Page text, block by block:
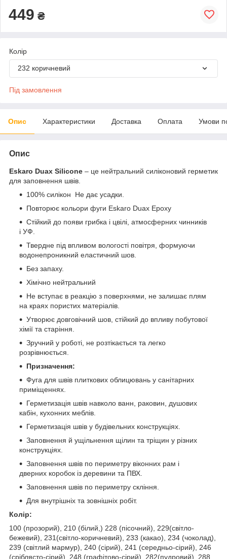
449 ₴
Колір
232 коричневий
Під замовлення
Опис Характеристики Доставка Оплата Умови
Опис
Eskaro Duax Silicone – це нейтральний силіконовий герметик
для заповнення швів.
100% силікон Не дає усадки.
Повторює кольори фуги Eskaro Duax Epoxy
Стійкий до появи грибка і цвілі, атмосферних чинників
і УФ.
Твердне під впливом вологості повітря, формуючи
водонепроникний еластичний шов.
Без запаху.
Хімічно нейтральний
Не вступає в реакцію з поверхнями, не залишає плям
на краях пористих матеріалів.
Утворює довговічний шов, стійкий до впливу побутової
хімії та старіння.
Зручний у роботі, не розтікається та легко
розрівнюється.
Призначення:
Фуга для швів плиткових облицювань у санітарних
приміщеннях.
Герметизація швів навколо ванн, раковин, душових
кабін, кухонних меблів.
Герметизація швів у будівельних конструкціях.
Заповнення й ущільнення щілин та тріщин у різних
конструкціях.
Заповнення швів по периметру віконних рам і
дверних коробок із деревини та ПВХ.
Заповнення швів по периметру cкління.
Для внутрішніх та зовнішніх робіт.
Колір:
100 (прозорий), 210 (білий,) 228 (пісочний), 229(свiтло-
бежевий), 231(свiтло-коричневий), 233 (какао), 234 (чоколад),
239 (свiтлий мармур), 240 (сірий), 241 (середньо-сiрий), 246
(сріблясто-сірий), 248 (графітово-сірий), 282(пудровий), 288